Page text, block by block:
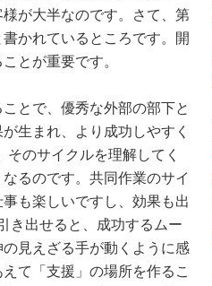
が大半なのです。さて、第
かれているところです。開
とが重要です。
とで、優秀な外部の部下と
生まれ、より成功しやすく
のサイクルを理解してく
るのです。共同作業のサイ
も楽しいですし、効果も出
き出せると、成功するムー
見えざる手が動くように感
て「支援」の場所を作るこ